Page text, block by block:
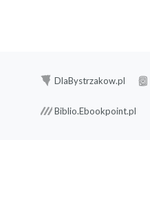
DlaBystrzakow.pl
Biblio.Ebookpoint.pl